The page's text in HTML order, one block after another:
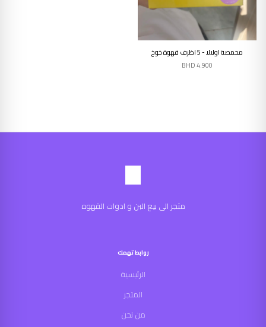
محمصة اولالا - 5 اظرف قهوة خوخ
BHD4.900
متجر الى بيع البن و ادوات القهوه
روابط تهمك
الرئيسية
المتجر
من نحن